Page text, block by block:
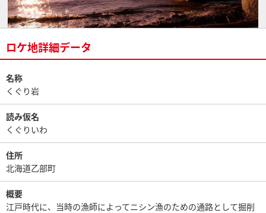
ロケ地詳細データ
名称
くぐり岩
読み仮名
くぐりいわ
住所
北海道乙部町
概要
江戸時代に、当時の漁師によってニシン漁のための通路として掘削